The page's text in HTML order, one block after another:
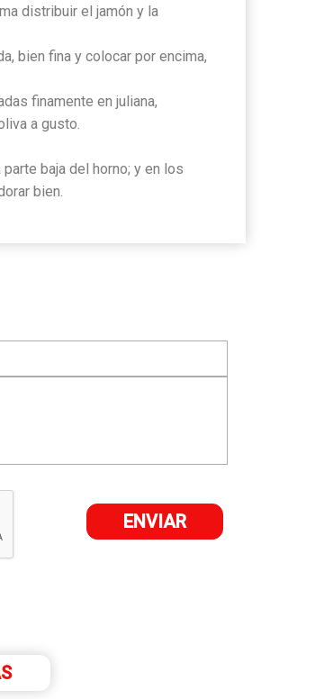
distribuir el jamón y la
bien fina y colocar por encima,
finamente en juliana,
a gusto.
baja del horno; y en los
bien.